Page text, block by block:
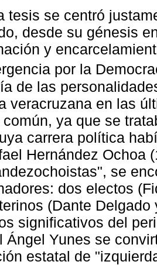
tesis se centró
desde su génesis
y
por la
de las
veracruzana en las
común, ya que se
carrera política
Hernández Ochoa
se
dos electos
(Dante
significativos del
Ángel Yunes se
estatal de